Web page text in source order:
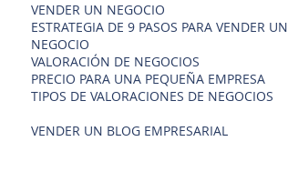
VENDER UN NEGOCIO
ESTRATEGIA DE 9 PASOS PARA VENDER UN
NEGOCIO
VALORACIÓN DE NEGOCIOS
PRECIO PARA UNA PEQUEÑA EMPRESA
TIPOS DE VALORACIONES DE NEGOCIOS
VENDER UN BLOG EMPRESARIAL